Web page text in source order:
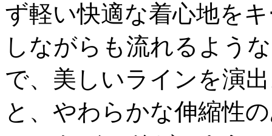
ず軽い快適な着心地を
しながらも流れるよう
で、美しいラインを演
と、やわらかな伸縮性